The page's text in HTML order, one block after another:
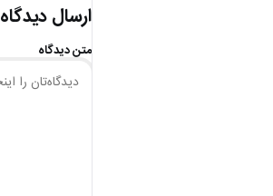
ارسال دیدگاه
متن دیدگاه